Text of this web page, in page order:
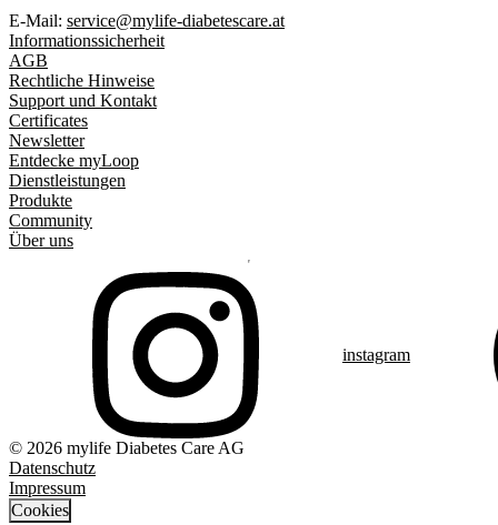
E-Mail: service@mylife-diabetescare.at
Informationssicherheit
AGB
Rechtliche Hinweise
Support und Kontakt
Certificates
Newsletter
Entdecke myLoop
Dienstleistungen
Produkte
Community
Über uns
instagram
© 2026 mylife Diabetes Care AG
Datenschutz
Impressum
Cookies